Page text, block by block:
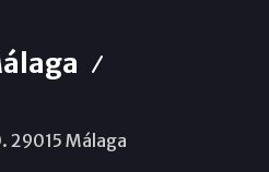
29015 Málaga